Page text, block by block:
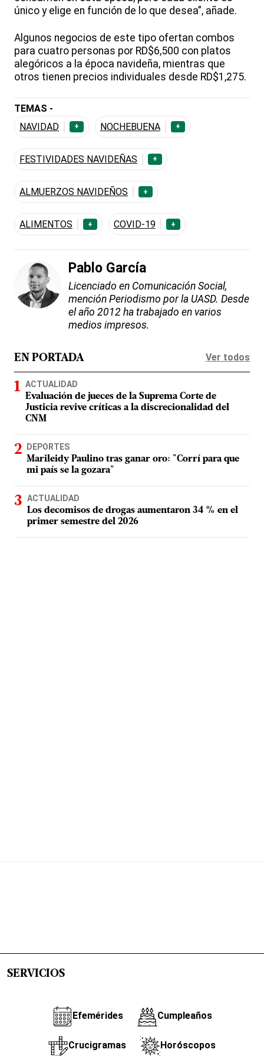
único y elige en función de lo que desea”, añade.
Algunos negocios de este tipo ofertan combos
para cuatro personas por RD$6,500 con platos
alegóricos a la época navideña, mientras que
otros tienen precios individuales desde RD$1,275.
TEMAS -
NAVIDAD
+ NOCHEBUENA +
FESTIVIDADES NAVIDEÑAS +
ALMUERZOS NAVIDEÑOS +
ALIMENTOS + COVID-19 +
Pablo García
Licenciado en Comunicación Social,
mención Periodismo por la UASD. Desde
el año 2012 ha trabajado en varios
medios impresos.
EN PORTADA Ver todos
ACTUALIDAD
Evaluación de jueces de la Suprema Corte de
Justicia revive críticas a la discrecionalidad del
CNM
DEPORTES
Marileidy Paulino tras ganar oro: "Corrí para que
mi país se la gozara"
ACTUALIDAD
Los decomisos de drogas aumentaron 34 % en el
primer semestre del 2026
SERVICIOS
Efemérides Cumpleaños
Crucigramas Horóscopos